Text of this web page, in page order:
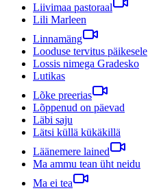
Liivimaa pastoraal
Lili Marleen
Linnamäng
Looduse tervitus päikesele
Lossis nimega Gradesko
Lutikas
Lõke preerias
Lõppenud on päevad
Läbi saju
Lätsi küllä kükäkillä
Läänemere lained
Ma ammu tean üht neidu
Ma ei tea